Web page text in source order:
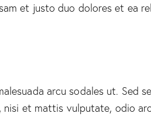
et justo duo dolores et ea
arcu sodales ut. Sed
et mattis vulputate, odio